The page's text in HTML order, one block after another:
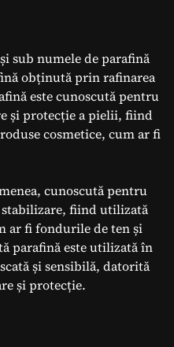
sub numele de parafină
obținută prin rafinarea
este cunoscută pentru
și protecție a pielii, fiind
cosmetice, cum ar fi
cunoscută pentru
fiind utilizată
ar fi fondurile de ten și
parafină este utilizată în
și sensibilă, datorită
și protecție.